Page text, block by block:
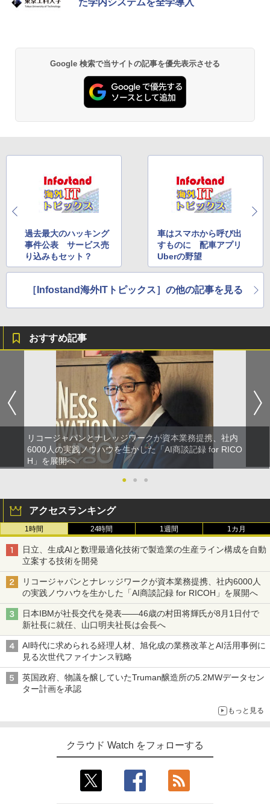
Google 検索で当サイトの記事を優先表示させる
過去最大のハッキング
事件公表 サービス売
り込みもセット？
車はスマホから呼び出
すものに 配車アプリ
Uberの野望
［Infostand海外ITトピックス］の他の記事を見る
おすすめ記事
リコージャパンとナレッジワークが資本業務提携、社内
6000人の実践ノウハウを生かした「AI商談記録 for RICO
H」を展開へ
●
● ●
アクセスランキング
1時間 24時間 1週間 1カ月
日立、生成AIと数理最適化技術で製造業の生産ライン構成を自動
立案する技術を開発
リコージャパンとナレッジワークが資本業務提携、社内6000人
の実践ノウハウを生かした「AI商談記録 for RICOH」を展開へ
日本IBMが社長交代を発表――46歳の村田将輝氏が8月1日付で
新社長に就任、山口明夫社長は会長へ
AI時代に求められる経理人材、旭化成の業務改革とAI活用事例に
見る次世代ファイナンス戦略
英国政府、物議を醸していたTruman醸造所の5.2MWデータセン
ター計画を承認
もっと見る
クラウド Watch をフォローする